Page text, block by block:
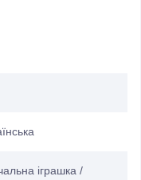
іграшка /